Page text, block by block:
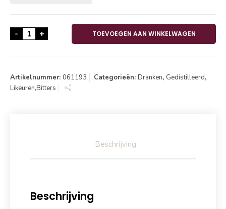
- ElPicu Cocos 14,9% 0,7 L aantal
+ TOEVOEGEN AAN WINKELWAGEN
Artikelnummer: 061193 Categorieën: Dranken, Gedistilleerd,
Likeuren,Bitters
Beschrijving
Beschrijving